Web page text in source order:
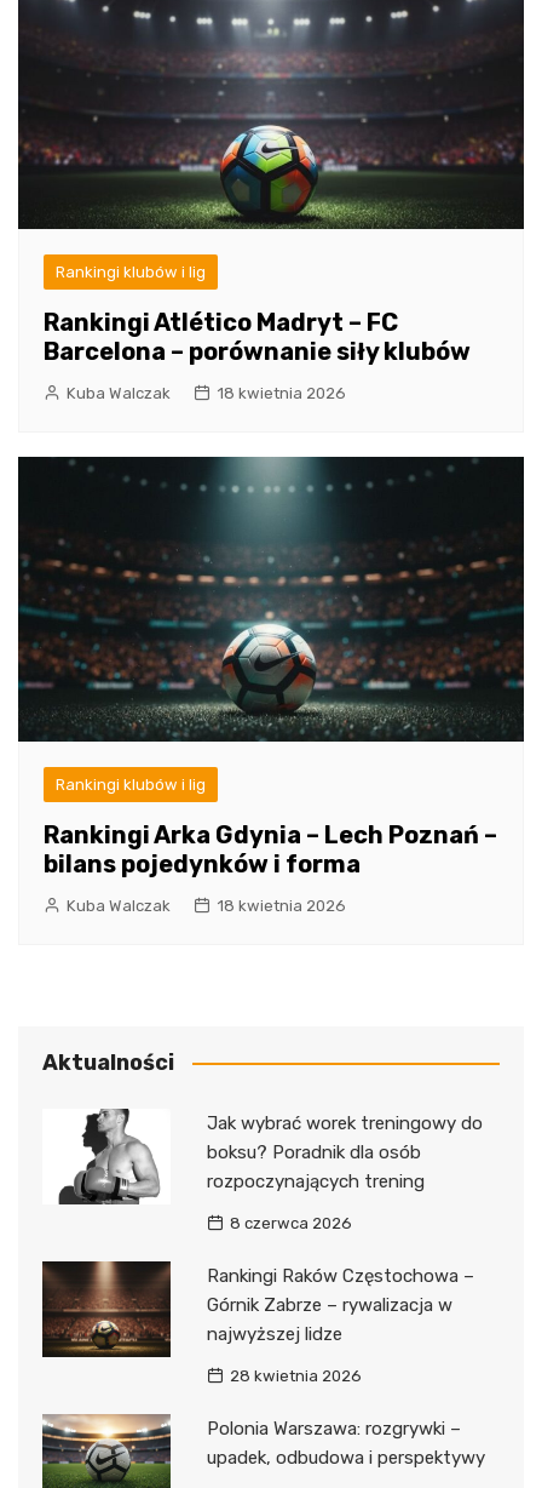
Rankingi klubów i lig
Rankingi Atlético Madryt – FC
Barcelona – porównanie siły klubów
Kuba Walczak 18 kwietnia 2026
Rankingi klubów i lig
Rankingi Arka Gdynia – Lech Poznań –
bilans pojedynków i forma
Kuba Walczak 18 kwietnia 2026
Aktualności
Jak wybrać worek treningowy do
boksu? Poradnik dla osób
rozpoczynających trening
8 czerwca 2026
Rankingi Raków Częstochowa –
Górnik Zabrze – rywalizacja w
najwyższej lidze
28 kwietnia 2026
Polonia Warszawa: rozgrywki –
upadek, odbudowa i perspektywy